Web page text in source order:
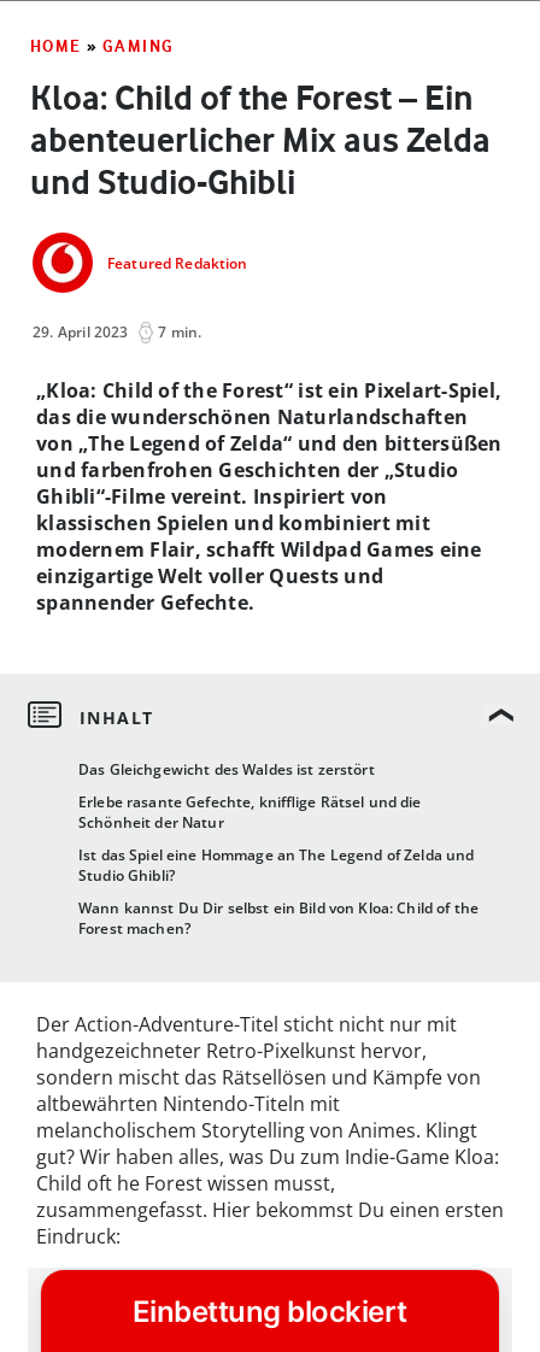
HOME » GAMING
Kloa: Child of the Forest – Ein
abenteuerlicher Mix aus Zelda
und Studio-Ghibli
Featured Redaktion
29. April 2023 7 min.
Das Gleichgewicht des Waldes ist zerstört
Erlebe rasante Gefechte, knifflige Rätsel und die
Schönheit der Natur
Ist das Spiel eine Hommage an The Legend of Zelda und
Studio Ghibli?
Wann kannst Du Dir selbst ein Bild von Kloa: Child of the
Forest machen?
„Kloa: Child of the Forest“ ist ein Pixelart-Spiel,
das die wunderschönen Naturlandschaften
von „The Legend of Zelda“ und den bittersüßen
und farbenfrohen Geschichten der „Studio
Ghibli“-Filme vereint. Inspiriert von
klassischen Spielen und kombiniert mit
modernem Flair, schafft Wildpad Games eine
einzigartige Welt voller Quests und
spannender Gefechte.
Der Action-Adventure-Titel sticht nicht nur mit
handgezeichneter Retro-Pixelkunst hervor,
sondern mischt das Rätsellösen und Kämpfe von
altbewährten Nintendo-Titeln mit
melancholischem Storytelling von Animes. Klingt
gut? Wir haben alles, was Du zum Indie-Game Kloa:
Child oft he Forest wissen musst,
zusammengefasst. Hier bekommst Du einen ersten
Eindruck: